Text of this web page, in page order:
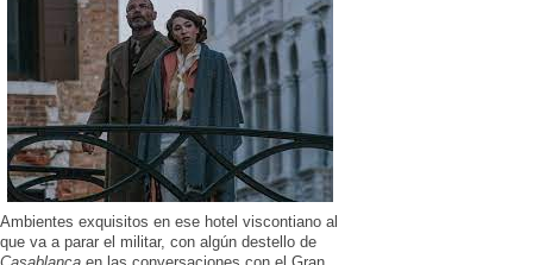
Ambientes exquisitos en ese hotel viscontiano al
que va a parar el militar, con algún destello de